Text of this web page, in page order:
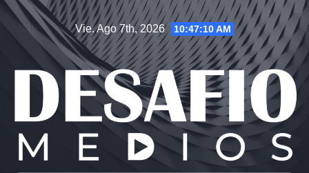
Saltar
contenido
Vie. Ago 7th, 2026 10:47:11 AM